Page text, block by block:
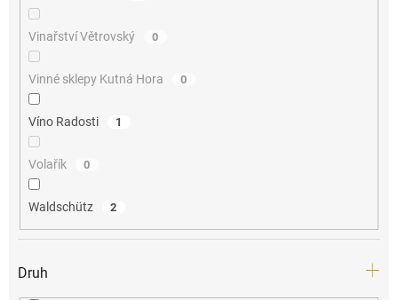
Vinařství Větrovský 0
Vinné sklepy Kutná Hora 0
Víno Radosti 1
Volařík 0
Waldschütz 2
Druh